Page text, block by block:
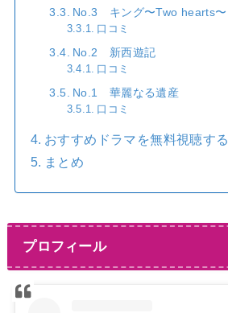
No.3 キング〜Two hearts〜
口コミ
No.2 新西遊記
口コミ
No.1 華麗なる遺産
口コミ
おすすめドラマを無料視聴する
まとめ
プロフィール